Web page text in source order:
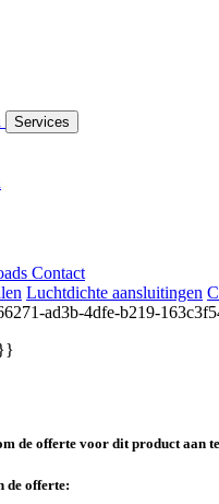
Services
Contact
Luchtdichte aansluitingen
de offerte voor dit product aan
de offerte: